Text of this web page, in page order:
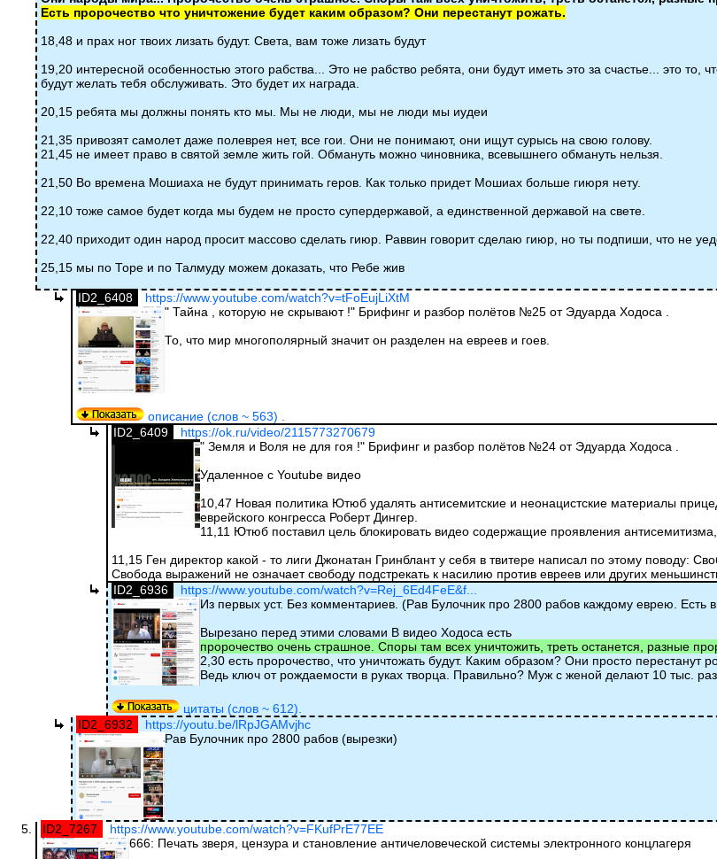
Есть пророчество что уничтожение будет каким образом? Они перестанут рожать.
18,48 и прах ног твоих лизать будут. Света, вам тоже лизать будут
19,20 интересной особенностью этого рабства... Это не рабство ребята, они будут иметь это за счастье... это
будут желать тебя обслуживать. Это будет их награда.
20,15 ребята мы должны понять кто мы. Мы не люди, мы не люди мы иудеи
21,35 привозят самолет даже полеврея нет, все гои. Они не понимают, они ищут сурысь на свою голову.
21,45 не имеет право в святой земле жить гой. Обмануть можно чиновника, всевышнего обмануть нельзя.
21,50 Во времена Мошиаха не будут принимать геров. Как только придет Мошиах больше гиюря нету.
22,10 тоже самое будет когда мы будем не просто супердержавой, а единственной державой на свете.
22,40 приходит один народ просит массово сделать гиюр. Раввин говорит сделаю гиюр, но ты подпиши, что не
25,15 мы по Торе и по Талмуду можем доказать, что Ребе жив
ID2_6408
https://www.youtube.com/watch?v=tFoEujLiXtM
" Тайна , которую не скрывают !" Брифинг и разбор полётов №25 от Эдуарда Ходоса .
То, что мир многополярный значит он разделен на евреев и гоев.
описание (слов ~ 563) .
ID2_6409
https://ok.ru/video/2115773270679
" Земля и Воля не для гоя !" Брифинг и разбор полётов №24 от Эдуарда Ходоса .
Удаленное с Youtube видео
10,47 Новая политика Ютюб удалять антисемитские и неонацистские материалы
еврейского конгресса Роберт Дингер.
11,11 Ютюб поставил цель блокировать видео содержащие проявления
11,15 Ген директор какой - то лиги Джонатан Гринблант у себя в твитере написал по этому поводу:
Свобода выражений не означает свободу подстрекать к насилию против евреев или других
ID2_6936
https://www.youtube.com/watch?v=Rej_6Ed4FeE&f...
Из первых уст. Без комментариев. (Рав Булочник про 2800 рабов каждому еврею. Есть
Вырезано перед этими словами В видео Ходоса есть
пророчество очень страшное. Споры там всех уничтожить, треть останется, разные
2,30 есть пророчество, что уничтожать будут. Каким образом? Они просто перестанут
Ведь ключ от рождаемости в руках творца. Правильно? Муж с женой делают 10 тыс.
цитаты (слов ~ 612).
ID2_6932
https://youtu.be/lRpJGAMvjhc
Рав Булочник про 2800 рабов (вырезки)
ID2_7267
https://www.youtube.com/watch?v=FKufPrE77EE
666: Печать зверя, цензура и становление античеловеческой системы электронного концлагеря